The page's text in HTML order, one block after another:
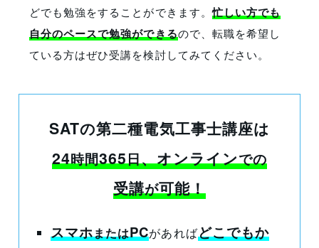
どでも勉強をすることができます。忙しい方でも
自分のペースで勉強ができるので、転職を希望し
ている方はぜひ受講を検討してみてください。
SATの第二種電気工事士講座は
24時間365日、オンラインでの
受講が可能！
スマホまたはPCがあればどこでもか